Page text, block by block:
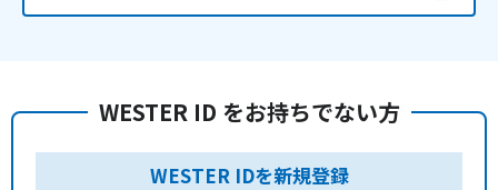
WESTER ID をお持ちでない方
WESTER IDを新規登録